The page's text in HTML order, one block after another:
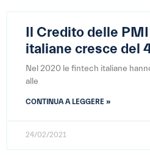
Il Credito delle
italiane cresce del
Nel 2020 le fintech italiane
alle
CONTINUA A LEGGERE »
24/02/2021